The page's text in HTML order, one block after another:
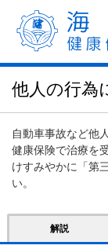
他人の行為
自動車事故など他
健康保険で治療を
けすみやかに「第
い。
解説